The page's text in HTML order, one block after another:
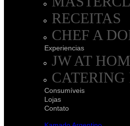
RECEITAS
CHEF A
Experiencias
JW AT
CATERING
Consumíveis
Lojas
Contato